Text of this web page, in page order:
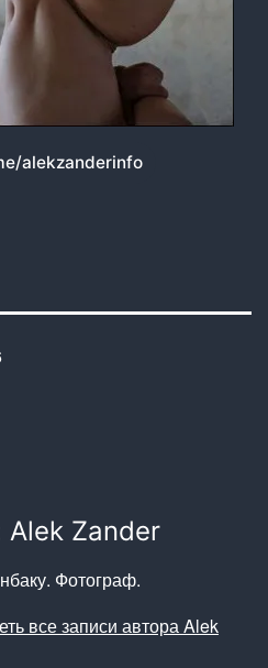
alekzanderinfo
Alek Zander
Фотограф.
все записи автора Alek